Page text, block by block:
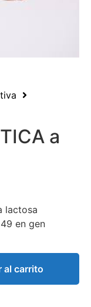
a
lactosa
en gen
al carrito